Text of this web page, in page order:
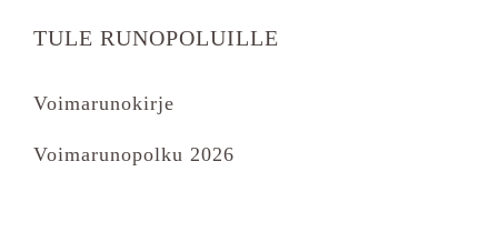
TULE RUNOPOLUILLE
Voimarunokirje
Voimarunopolku 2026